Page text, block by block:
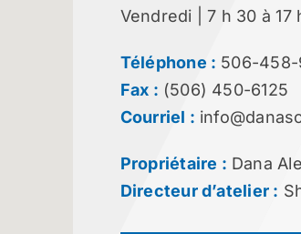
Vendredi | 7 h 30 à 17
Téléphone : 506-458-
Fax : (506) 450-6125
Courriel :
Propriétaire : Dana
Directeur d’atelier :